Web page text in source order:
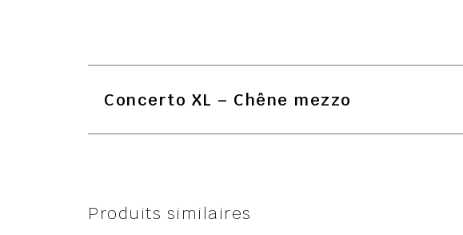
Concerto XL – Chêne mezzo
Produits similaires